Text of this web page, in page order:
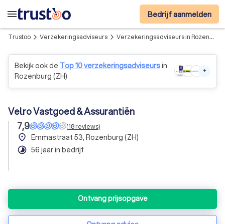
menu Bedrijf aanmelden
Trustoo arrow_forward_ios Verzekeringsadviseurs arrow_forward_ios Verzekeringsadviseurs in Rozenburg (ZH)
Bekijk ook de Top 10 verzekeringsadviseursin
Rozenburg (ZH)
+
Velro Vastgoed & Assurantiën
7,9
(18reviews)
place Emmastraat 53, Rozenburg (ZH)
timelapse 56 jaar in bedrijf
Ontvang prijsopgave